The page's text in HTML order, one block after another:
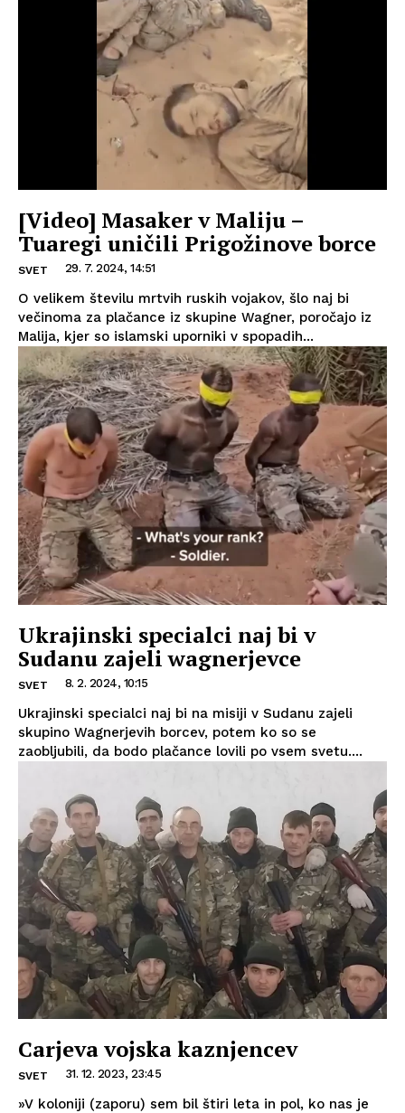
[Video] Masaker v Maliju –
Tuaregi uničili Prigožinove borce
SVET 29. 7. 2024, 14:51
O velikem številu mrtvih ruskih vojakov, šlo naj bi
večinoma za plačance iz skupine Wagner, poročajo iz
Malija, kjer so islamski uporniki v spopadih...
Ukrajinski specialci naj bi v
Sudanu zajeli wagnerjevce
SVET 8. 2. 2024, 10:15
Ukrajinski specialci naj bi na misiji v Sudanu zajeli
skupino Wagnerjevih borcev, potem ko so se
zaobljubili, da bodo plačance lovili po vsem svetu....
Carjeva vojska kaznjencev
SVET 31. 12. 2023, 23:45
»V koloniji (zaporu) sem bil štiri leta in pol, ko nas je